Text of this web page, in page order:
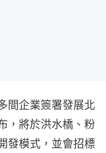
間企業簽署發展北
，將於洪水橋、粉
發模式，並會招標